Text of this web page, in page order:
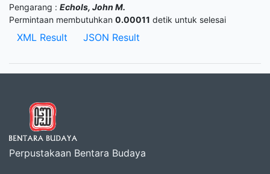
Pengarang : Echols, John M.
Permintaan membutuhkan 0.00011 detik untuk selesai
XML Result JSON Result
Perpustakaan Bentara Budaya